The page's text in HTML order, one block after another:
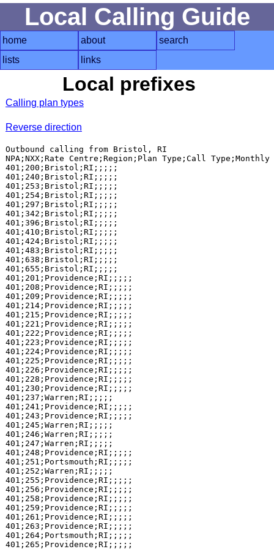
Local Calling Guide
home about
search
lists
links
Local prefixes
Calling plan types
Reverse direction
Outbound calling from Bristol, RI
NPA;NXX;Rate Centre;Region;Plan Type;Call
401;200;Bristol;RI;;;;;
401;240;Bristol;RI;;;;;
401;253;Bristol;RI;;;;;
401;254;Bristol;RI;;;;;
401;297;Bristol;RI;;;;;
401;342;Bristol;RI;;;;;
401;396;Bristol;RI;;;;;
401;410;Bristol;RI;;;;;
401;424;Bristol;RI;;;;;
401;483;Bristol;RI;;;;;
401;638;Bristol;RI;;;;;
401;655;Bristol;RI;;;;;
401;201;Providence;RI;;;;;
401;208;Providence;RI;;;;;
401;209;Providence;RI;;;;;
401;214;Providence;RI;;;;;
401;215;Providence;RI;;;;;
401;221;Providence;RI;;;;;
401;222;Providence;RI;;;;;
401;223;Providence;RI;;;;;
401;224;Providence;RI;;;;;
401;225;Providence;RI;;;;;
401;226;Providence;RI;;;;;
401;228;Providence;RI;;;;;
401;230;Providence;RI;;;;;
401;237;Warren;RI;;;;;
401;241;Providence;RI;;;;;
401;243;Providence;RI;;;;;
401;245;Warren;RI;;;;;
401;246;Warren;RI;;;;;
401;247;Warren;RI;;;;;
401;248;Providence;RI;;;;;
401;251;Portsmouth;RI;;;;;
401;252;Warren;RI;;;;;
401;255;Providence;RI;;;;;
401;256;Providence;RI;;;;;
401;258;Providence;RI;;;;;
401;259;Providence;RI;;;;;
401;261;Providence;RI;;;;;
401;263;Providence;RI;;;;;
401;264;Portsmouth;RI;;;;;
401;265;Providence;RI;;;;;